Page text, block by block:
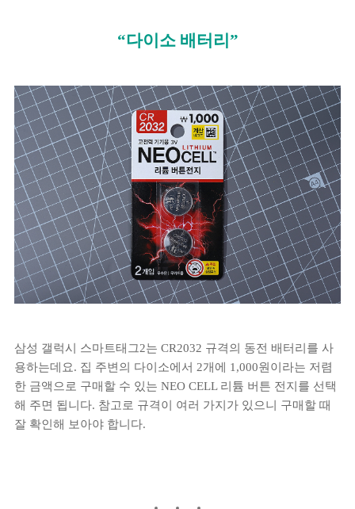
“다이소 배터리”
삼성 갤럭시 스마트태그2는 CR2032 규격의 동전 배터리를 사
용하는데요. 집 주변의 다이소에서 2개에 1,000원이라는 저렴
한 금액으로 구매할 수 있는 NEO CELL 리튬 버튼 전지를 선택
해 주면 됩니다. 참고로 규격이 여러 가지가 있으니 구매할 때
잘 확인해 보아야 합니다.